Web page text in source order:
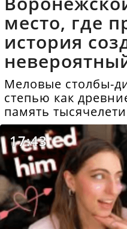
место, где
история
Меловые столбы-
степью как
память
17:43